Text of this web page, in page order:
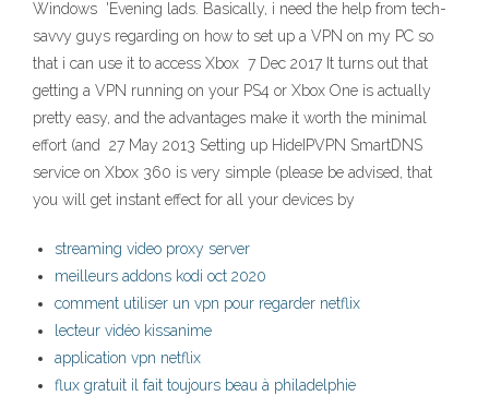
Windows 'Evening lads. Basically, i need the help from tech-
savvy guys regarding on how to set up a VPN on my PC so
that i can use it to access Xbox 7 Dec 2017 It turns out that
getting a VPN running on your PS4 or Xbox One is actually
pretty easy, and the advantages make it worth the minimal
effort (and 27 May 2013 Setting up HideIPVPN SmartDNS
service on Xbox 360 is very simple (please be advised, that
you will get instant effect for all your devices by
streaming video proxy server
meilleurs addons kodi oct 2020
comment utiliser un vpn pour regarder netflix
lecteur vidéo kissanime
application vpn netflix
flux gratuit il fait toujours beau à philadelphie